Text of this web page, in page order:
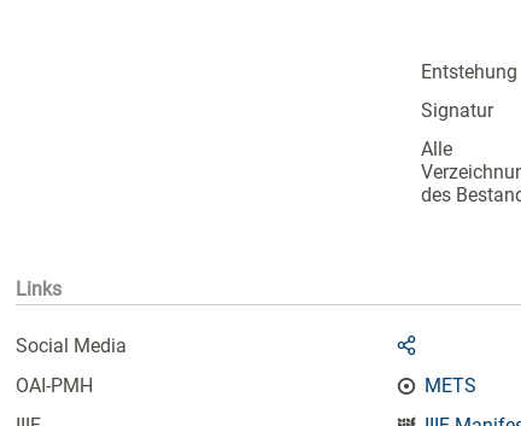
Entstehung
Signatur
Alle
des
Links
Social Media
OAI-PMH
METS